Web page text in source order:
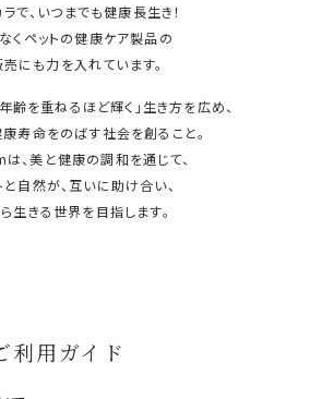
で、いつまでも健康長生き！
くペットの健康ケア製品の
売にも力を入れています。
齢を重ねるほど輝く」生き方を広め、
寿命をのばす社会を創ること。
、美と健康の調和を通じて、
と自然が、互いに助け合い、
生きる世界を目指します。
利用ガイド